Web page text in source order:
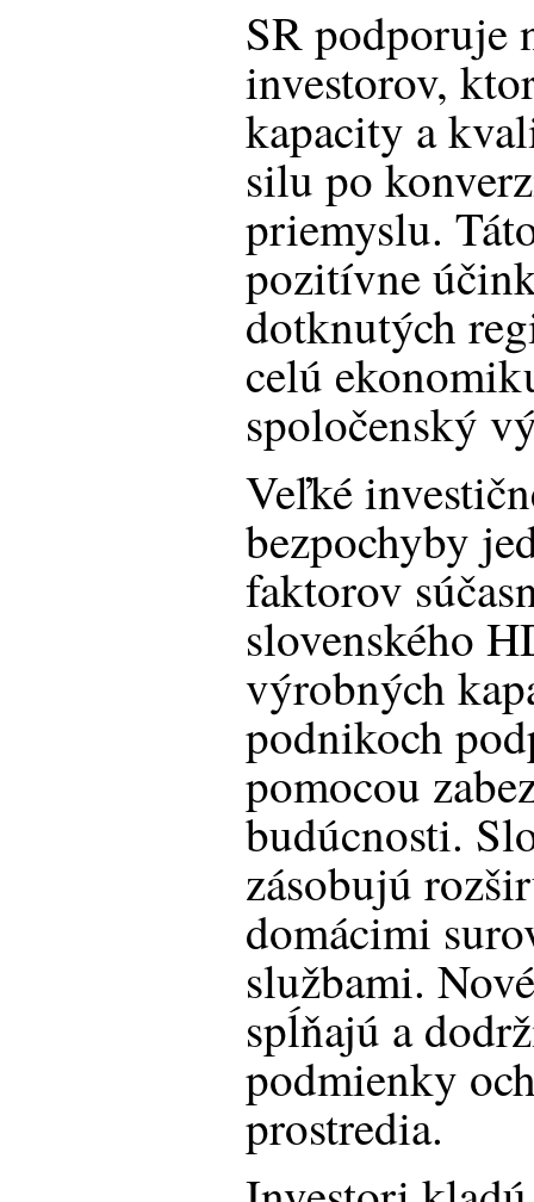
SR podporuje
investorov,
kapacity a
silu po
priemyslu.
pozitívne
dotknutých
celú
spoločenský
Veľké
bezpochyby
faktorov
slovenského
výrobných
podnikoch
pomocou
budúcnosti.
zásobujú
domácimi
službami.
spĺňajú a
podmienky
prostredia.